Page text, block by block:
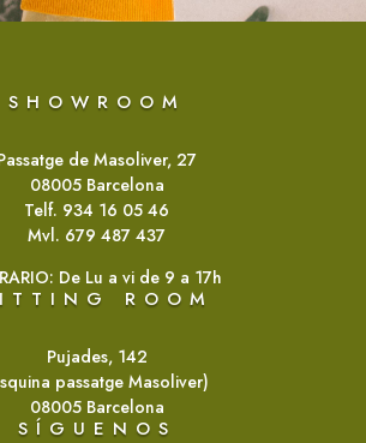
SHOWROOM
de Masoliver, 27
08005 Barcelona
Telf. 934 16 05 46
Mvl. 679 487 437
De Lu a vi de 9 a 17h
ROOM
Pujades, 142
passatge Masoliver)
08005 Barcelona
SÍGUENOS